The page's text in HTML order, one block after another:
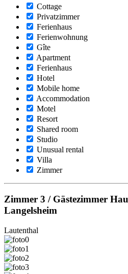
Cottage
Privatzimmer
Ferienhaus
Ferienwohnung
Gîte
Apartment
Ferienhaus
Hotel
Mobile home
Accommodation
Motel
Resort
Shared room
Studio
Unusual rental
Villa
Zimmer
Zimmer 3 / Gästezimmer
Langelsheim
Lautenthal